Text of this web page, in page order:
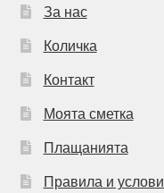
За нас
Количка
Контакт
Моята сметка
Плащанията
Правила и